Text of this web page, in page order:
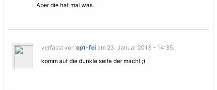
Aber die hat mal was.
verfasst von cpt-feiam 23. Januar 2013 - 14:35.
komm auf die dunkle seite der macht ;)